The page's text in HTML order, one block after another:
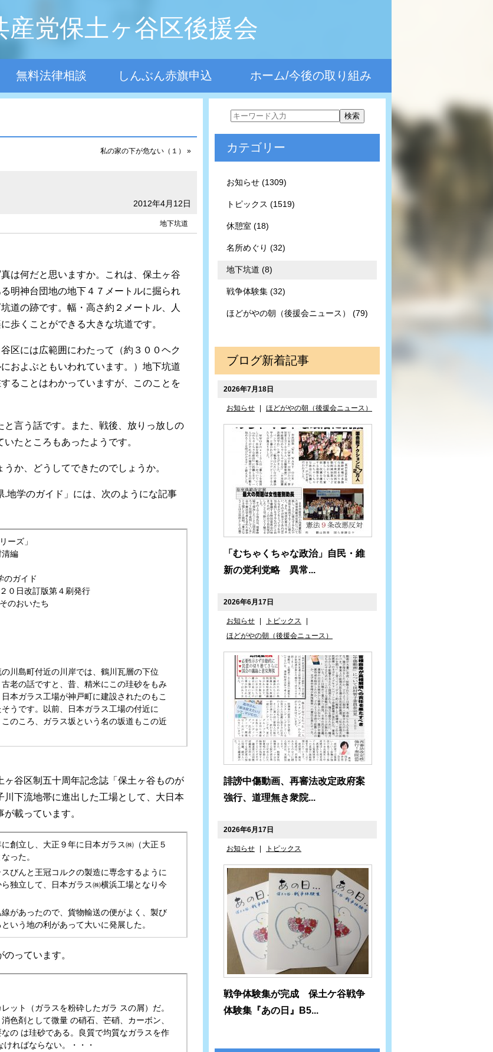
産党保土ヶ谷区後援会
無料法律相談 しんぶん赤旗申込 ホーム/今後の取り組み
私の家の下が危ない（１） »
2012年4月12日
地下坑道
は何だと思いますか。これは、保土ヶ谷
る明神台団地の地下４７メートルに掘られ
道の跡です。幅・高さ約２メートル、人
歩くことができる大きな坑道です。
区には広範囲にわたって（約３００ヘク
におよぶともいわれています。）地下坑道
ることはわかっていますが、このことを
言う話です。また、戦後、放りっ放しの
たところもあったようです。
か、どうしてできたのでしょうか。
.地学のガイド」には、次のようにな記事
ーズ」
清編
のガイド
０日改訂版第４刷発行
のおいたち
川島町付近の川岸では、鶴川瓦層の下位
老の話ですと、昔、精米にこの珪砂をもみ
本ガラス工場が神戸町に建設されたのもこ
うです。以前、日本ガラス工場の付近に
のころ、ガラス坂という名の坂道もこの近
谷区制五十周年記念誌「保土ヶ谷ものが
下流地帯に進出した工場として、大日本
載っています。
創立し、大正９年に日本ガラス㈱（大正５
った。
びんと王冠コルクの製造に専念するように
独立して、日本ガラス㈱横浜工場となり今
があったので、貨物輸送の便がよく、製び
いう地の利があって大いに発展した。
っています。
ット（ガラスを粉砕したガラ スの屑）だ。
色剤として微量 の硝石、芒硝、カーボン、
の は珪砂である。良質で均質なガラスを作
ればならない。・・・
カテゴリー
お知らせ (1309)
トピックス (1519)
休憩室 (18)
名所めぐり (32)
地下坑道 (8)
戦争体験集 (32)
ほどがやの朝（後援会ニュース） (79)
ブログ新着記事
2026年7月18日
お知らせ ほどがやの朝（後援会ニュース）
「むちゃくちゃな政治」自民・維
新の党利党略 異常...
2026年6月17日
お知らせ トピックス
ほどがやの朝（後援会ニュース）
誹謗中傷動画、再審法改定政府案
強行、道理無き衆院...
2026年6月17日
お知らせ トピックス
戦争体験集が完成 保土ケ谷戦争
体験集『あの日』B5...